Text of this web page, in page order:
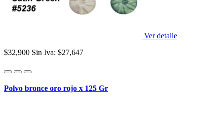
Ver detalle
$32,900 Sin Iva: $27,647
Polvo bronce oro rojo x 125 Gr